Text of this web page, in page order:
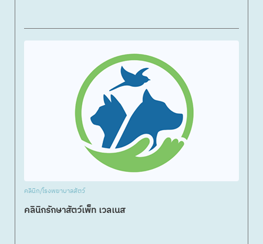
คลินิก/โรงพยาบาลสัตว์
คลินิกรักษาสัตว์เพ็ท เวลเนส